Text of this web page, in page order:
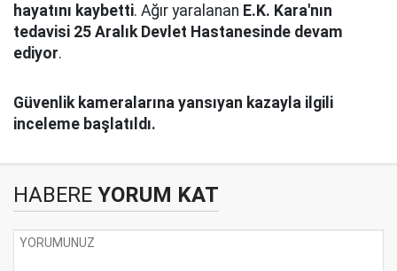
hayatını kaybetti. Ağır yaralanan E.K. Kara'nın
tedavisi 25 Aralık Devlet Hastanesinde devam
ediyor.
Güvenlik kameralarına yansıyan kazayla ilgili
inceleme başlatıldı.
HABERE YORUM KAT